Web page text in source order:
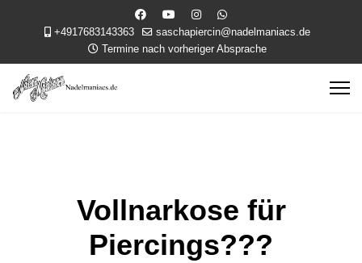
+4917683143363
saschapiercin@nadelmaniacs.de
Termine nach vorheriger Absprache
Vollnarkose für
Piercings???